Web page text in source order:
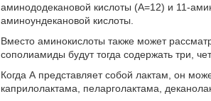
аминододекановой кислоты (А=12) и 11-
аминоундекановой кислоты.
Вместо аминокислоты также может
сополиамиды будут тогда содержать три,
Когда А представляет собой лактам, он
каприлолактама, пеларголактама,